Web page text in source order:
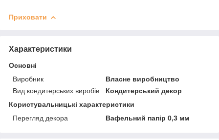
Приховати
Характеристики
Основні
Виробник
Власне виробництво
Вид кондитерських виробів
Кондитерський декор
Користувальницькі характеристики
Перегляд декора
Вафельний папір 0,3 мм